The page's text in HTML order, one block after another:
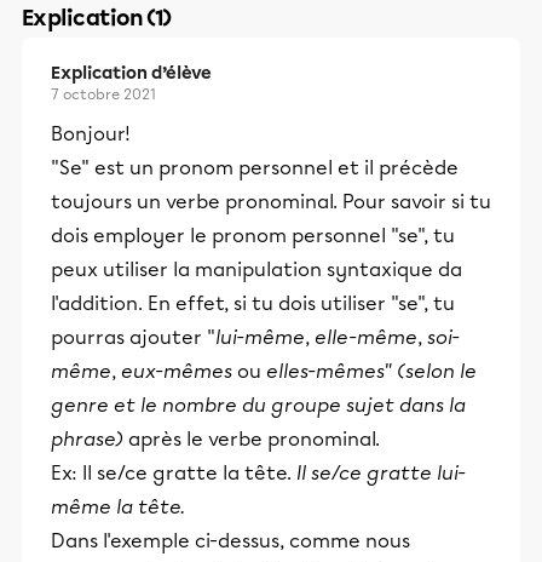
Explication (1)
Explication d’élève
7 octobre 2021
Bonjour!
"Se" est un pronom personnel et il précède
toujours un verbe pronominal. Pour savoir si tu
dois employer le pronom personnel "se", tu
peux utiliser la manipulation syntaxique da
l'addition. En effet, si tu dois utiliser "se", tu
pourras ajouter "lui-même, elle-même, soi-
même, eux-mêmes ou elles-mêmes" (selon le
genre et le nombre du groupe sujet dans la
phrase) après le verbe pronominal.
Ex: Il se/ce gratte la tête. Il se/ce gratte lui-
même la tête.
Dans l'exemple ci-dessus, comme nous